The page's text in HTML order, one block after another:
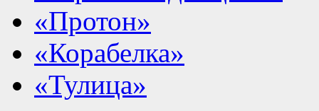
«Протон»
«Корабелка»
«Тулица»